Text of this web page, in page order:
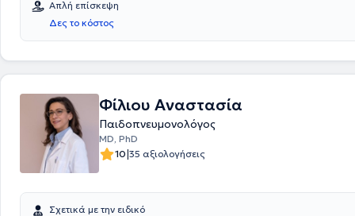
Απλή επίσκεψη
Δες το κόστος
Φίλιου Αναστασία
Παιδοπνευμονολόγος
MD, PhD
10|35 αξιολογήσεις
Σχετικά με την ειδικό